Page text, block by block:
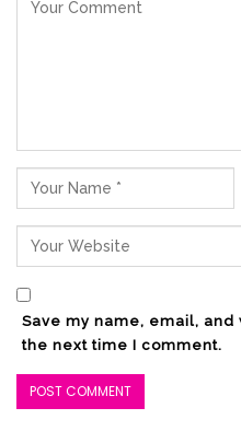
Save my name, email,
the next time I comment.